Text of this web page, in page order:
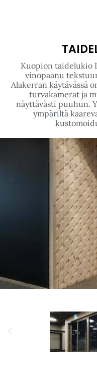
Kuopion taidelukio
vinopaanu
Alakerran käytävässä
turvakamerat ja
näyttävästi puuhun.
ympäriltä